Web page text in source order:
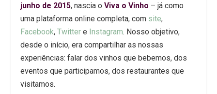
junho de 2015, nascia oViva o Vinho – já como
uma plataforma online completa, com site,
Facebook,Twitter e Instagram. Nosso objetivo,
desde o início, era compartilhar as nossas
experiências: falar dos vinhos que bebemos, dos
eventos que participamos, dos restaurantes que
visitamos.